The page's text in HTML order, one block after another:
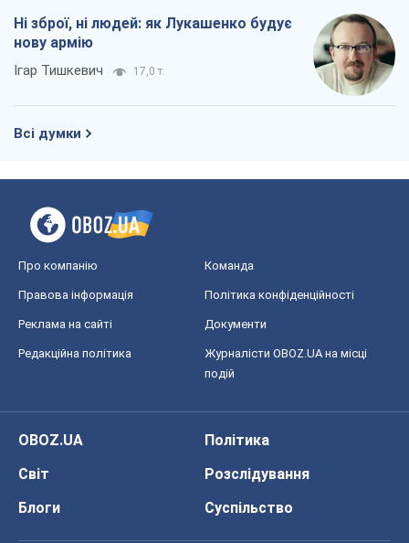
Ні зброї, ні людей: як Лукашенко будує
нову армію
Ігар Тишкевич 17,0 т.
Всі думки
Про компанію Команда
Правова інформація Політика конфіденційності
Реклама на сайті Документи
Редакційна політика
Журналісти OBOZ.UA на місці
подій
OBOZ.UA
Політика
Світ
Розслідування
Блоги
Суспільство